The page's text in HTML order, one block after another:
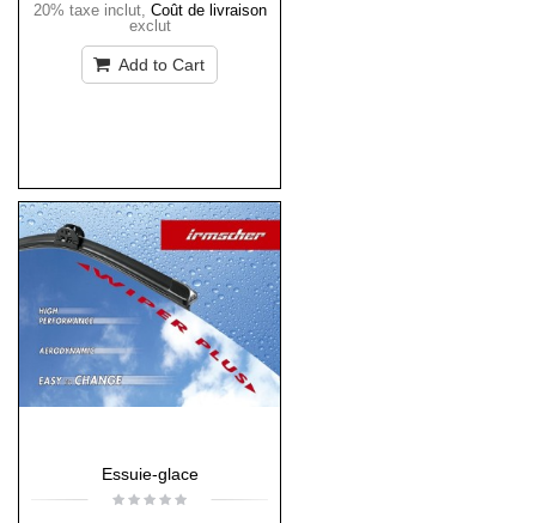
20% taxe inclut, Coût de livraison
exclut
Add to Cart
Essuie-glace